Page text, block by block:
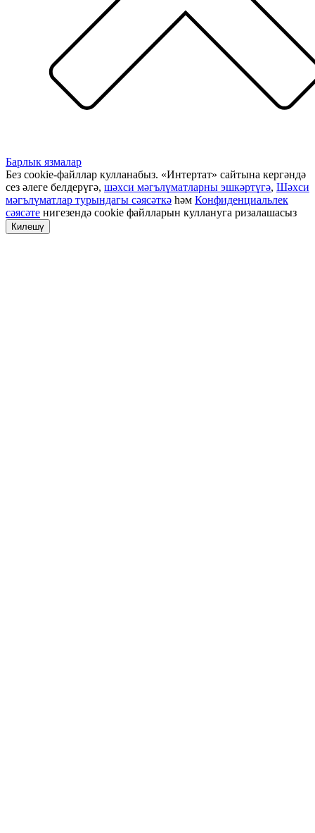
Барлык язмалар
Без cookie-файллар кулланабыз. «Интертат» сайтына кергәндә
сез әлеге белдерүгә, шәхси мәгълүматларны эшкәртүгә, Шәхси
мәгълүматлар турындагы сәясәткә һәм Конфиденциальлек
сәясәте нигезендә cookie файлларын куллануга ризалашасыз
Килешү